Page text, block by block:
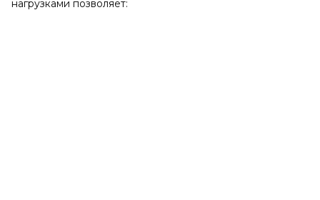
нагрузками позволяет: